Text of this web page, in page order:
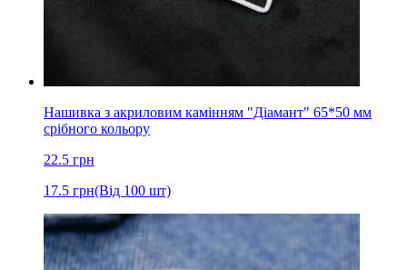
Нашивка з акриловим камінням "Діамант" 65*50 мм
срібного кольору
22.5 грн
17.5 грн(Від 100 шт)